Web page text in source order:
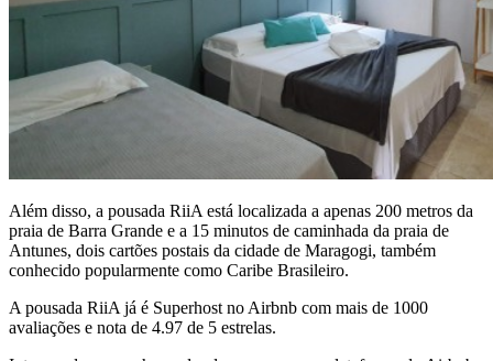
Além disso, a pousada RiiA está localizada a apenas 200 metros da
praia de Barra Grande e a 15 minutos de caminhada da praia de
Antunes, dois cartões postais da cidade de Maragogi, também
conhecido popularmente como Caribe Brasileiro.
A pousada RiiA já é Superhost no Airbnb com mais de 1000
avaliações e nota de 4.97 de 5 estrelas.